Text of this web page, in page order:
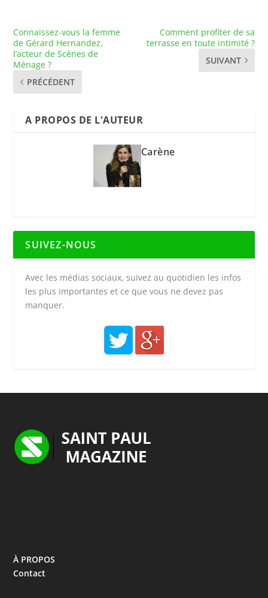
Connaissez-vous la femme
de Gérard Hernandez,
l’acteur de Scènes de
Ménage ?
PRÉCÉDENT
Comment profiter de sa
terrasse en toute intimité ?
SUIVANT
A PROPOS DE L'AUTEUR
Carène
SUIVEZ-NOUS
Avec les médias sociaux, suivez au quotidien les infos
les plus importantes et ce que vous ne devez pas
manquer.
À PROPOS
Contact